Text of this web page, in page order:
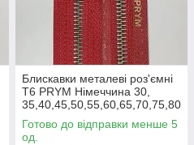
Блискавки металеві роз'ємні
Т6 PRYM Німеччина 30,
35,40,45,50,55,60,65,70,75,80
см різні кольори
Готово до відправки менше 5
од.